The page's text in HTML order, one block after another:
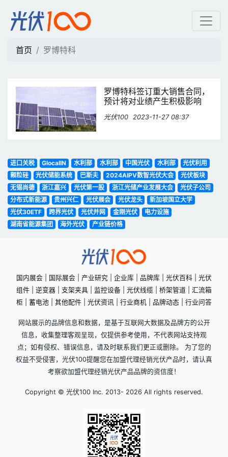
罗博特科 | 光伏100
首页 罗博特科
罗博特科签订重大销售合同，
预计将对业绩产生积极影响
光伏100 2023-11-27 08:37
进口关税 GlocalIN 水利部 水利部 中国光伏 水利部
光伏利用
颗粒硅
光伏储能系统 巴斯夫 2024AIPV数智光伏大会
光伏板块
无锡尚德
浙江嘉兴 光伏第一股 浙江光储产业发展大会
光伏子公司
分布式新能源
贵州兴仁 光伏展会 光伏龙头
新加坡国立大学
光伏30ETF
跨界光伏 光伏并网 金刚光伏
电力设施
湖南省能源集团
海外光伏 产业链价格
国内展会 国际展会 产业研究 企业库 品牌库 光伏百科
光伏
组件
逆变器 支架夹具 监控设备 光伏线缆 桥架管道
汇流箱
柜
蓄电池 其他配件 光伏资讯 行业商机 品牌动态 行业问答
网站展示的品牌信息和数据，是基于互联网大数据及品牌方的公开
信息，收集整理客观呈现，仅提供参考使用，不代表网站支持观
点；如有侵权、错误信息，请及时联系我们更正或删除。 为了您的
权益不受侵害，光伏100提醒您在加盟代理经销光伏产品时，请认真
考察欲加盟代理经销光伏产品品牌的资信度！
Copyright © 光伏100 Inc. 2013- 2026 All rights reserved.